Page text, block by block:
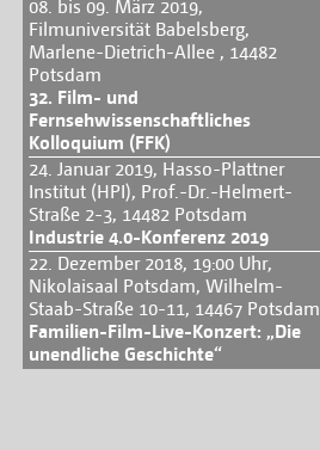
08. bis 09. März 2019,
Filmuniversität Babelsberg,
Marlene-Dietrich-Allee , 14482
Potsdam
32. Film- und
Fernsehwissenschaftliches
Kolloquium (FFK)
24. Januar 2019, Hasso-Plattner
Institut (HPI), Prof.-Dr.-Helmert-
Straße 2-3, 14482 Potsdam
Industrie 4.0-Konferenz 2019
22. Dezember 2018, 19:00 Uhr,
Nikolaisaal Potsdam, Wilhelm-
Staab-Straße 10-11, 14467 Potsdam
Familien-Film-Live-Konzert: „Die
unendliche Geschichte“